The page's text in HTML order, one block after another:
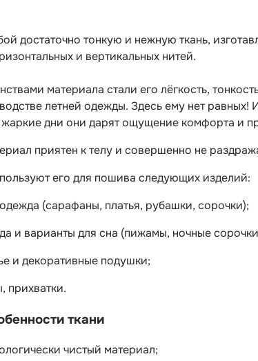
достаточно тонкую и нежную ткань,
и вертикальных нитей.
материала стали его лёгкость,
летней одежды. Здесь ему нет
дни они дарят ощущение комфорта и
приятен к телу и совершенно не
его для пошива следующих изделий:
(сарафаны, платья, рубашки, сорочки);
и варианты для сна (пижамы, ночные
и декоративные подушки;
прихватки.
ткани
чистый материал;